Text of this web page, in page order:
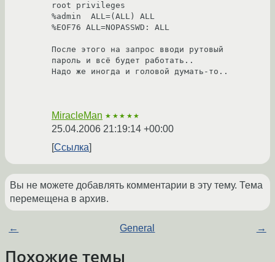
root privileges
%admin  ALL=(ALL) ALL
%EOF76 ALL=NOPASSWD: ALL
После этого на запрос вводи рутовый
пароль и всё будет работать..
Надо же иногда и головой думать-то..
MiracleMan ★★★★★
25.04.2006 21:19:14 +00:00
Ссылка
Вы не можете добавлять комментарии в эту тему. Тема
перемещена в архив.
← General →
Похожие темы